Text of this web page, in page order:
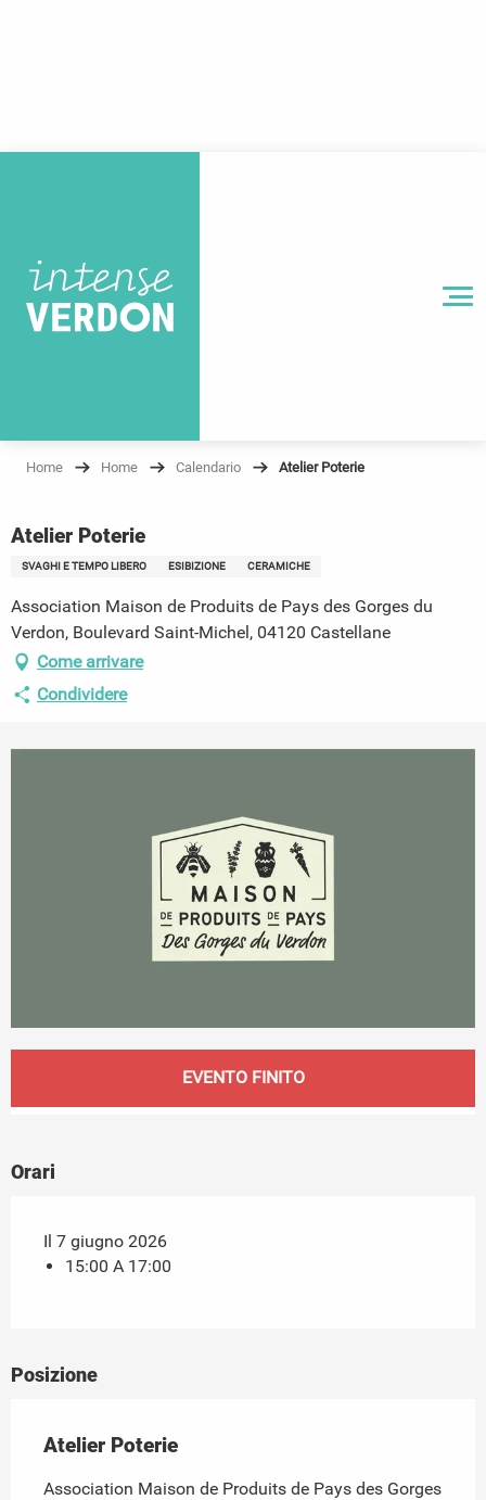
Home Home Calendario Atelier Poterie
Atelier Poterie
SVAGHI E TEMPO LIBERO ESIBIZIONE CERAMICHE
Association Maison de Produits de Pays des Gorges du
Verdon, Boulevard Saint-Michel, 04120 Castellane
Come arrivare
Condividere
EVENTO FINITO
Orari
Il 7 giugno 2026
15:00 A 17:00
Posizione
Atelier Poterie
Association Maison de Produits de Pays des Gorges